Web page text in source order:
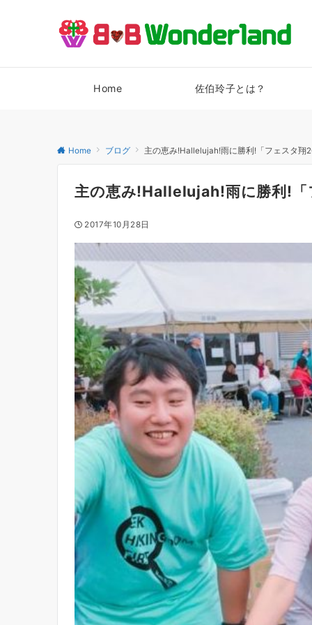
Home 佐伯玲子とは？
Home ブログ 主の恵み!Hallelujah!雨に勝利!「フェスタ翔
主の恵み!Hallelujah!雨に勝利!
2017年10月28日